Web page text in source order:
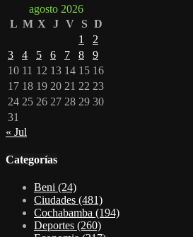
agosto 2026
L M X J V S D
1
2
3
4 5 6 7 8
9
10 11 12 13 14 15 16
17 18 19 20 21 22 23
24 25 26 27 28 29 30
31
« Jul
Categorías
Beni (24)
Ciudades (481)
Cochabamba (194)
Deportes (260)